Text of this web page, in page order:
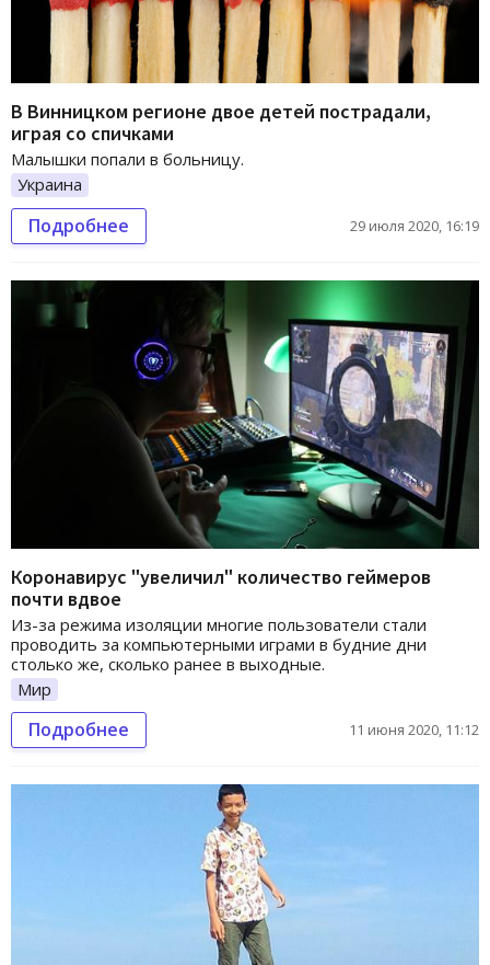
В Винницком регионе двое детей пострадали,
играя со спичками
Малышки попали в больницу.
Украина
Подробнее 29 июля 2020, 16:19
Коронавирус "увеличил" количество геймеров
почти вдвое
Из-за режима изоляции многие пользователи стали
проводить за компьютерными играми в будние дни
столько же, сколько ранее в выходные.
Мир
Подробнее 11 июня 2020, 11:12